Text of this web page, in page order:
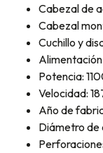
Cabezal de
Cabezal
Cuchillo y
Potencia:
Velocidad:
Año de
Diámetro de